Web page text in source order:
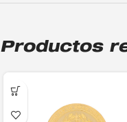
Productos